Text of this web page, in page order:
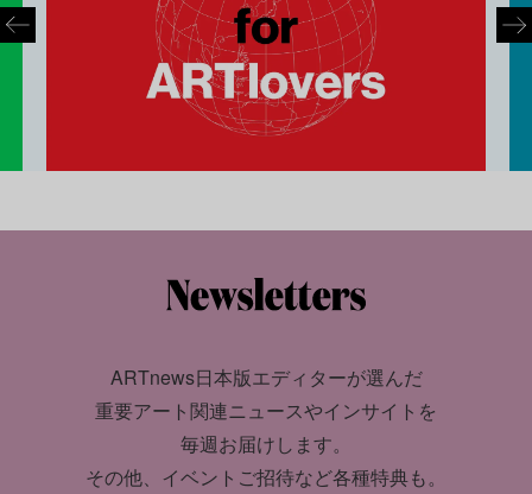
ARTnews日本版エディターが選んだ
重要アート関連ニュースやインサイトを
毎週お届けします。
その他、イベントご招待など各種特典も。